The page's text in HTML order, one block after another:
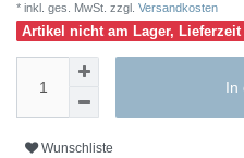
* inkl. ges. MwSt. zzgl. Versandkosten
Artikel nicht am Lager,
In
Wunschliste